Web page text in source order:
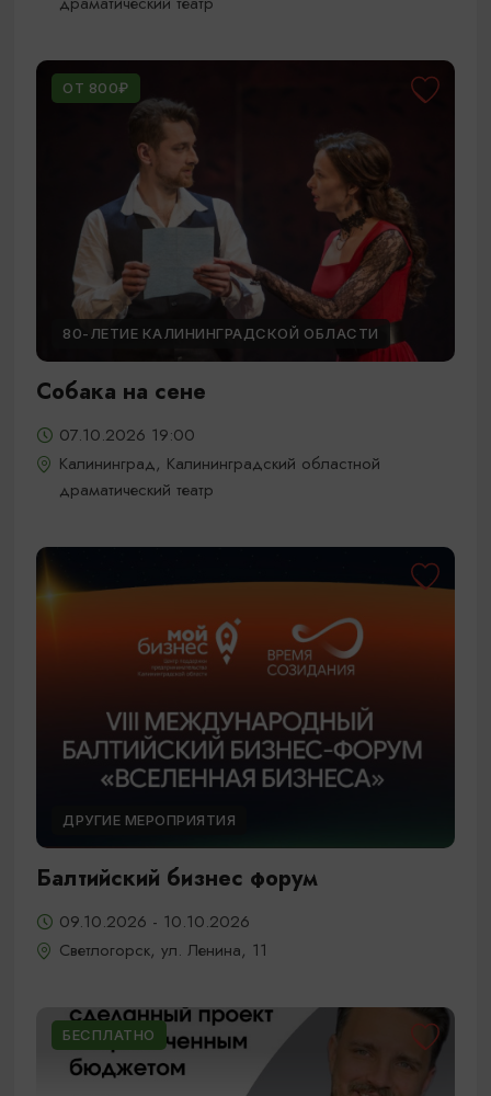
ОТ 800₽
80-ЛЕТИЕ КАЛИНИНГРАДСКОЙ ОБЛАСТИ
Собака на сене
07.10.2026 19:00
Калининград, Калининградский областной
драматический театр
ДРУГИЕ МЕРОПРИЯТИЯ
Балтийский бизнес форум
09.10.2026 - 10.10.2026
Светлогорск, ул. Ленина, 11
БЕСПЛАТНО